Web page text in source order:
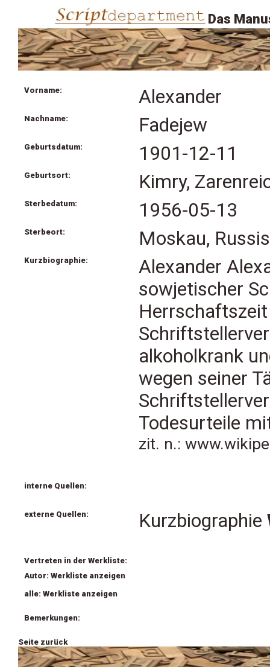
Das
Vorname: Alexander
Nachname: Fadejew
Geburtsdatum: 1901-12-11
Geburtsort: Kimry,
Sterbedatum: 1956-05-13
Sterbeort: Moskau,
Kurzbiographie:
Alexander
sowjetischer
alkoholkrank
wegen seiner
Todesurteile
zit. n.:
interne Quellen:
externe Quellen: Kurzbiographie
Vertreten in der Werkliste:
Autor: Werkliste anzeigen
alle: Werkliste anzeigen
Bemerkungen:
Seite zurück